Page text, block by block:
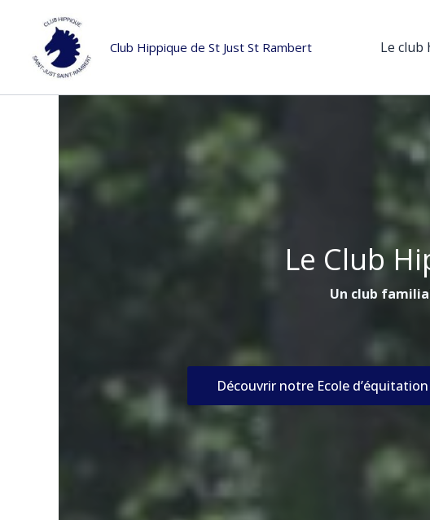
contenu
Club Hippique de St Just St Rambert Le club
Le Club
Un club
Découvrir notre Ecole d’équitation